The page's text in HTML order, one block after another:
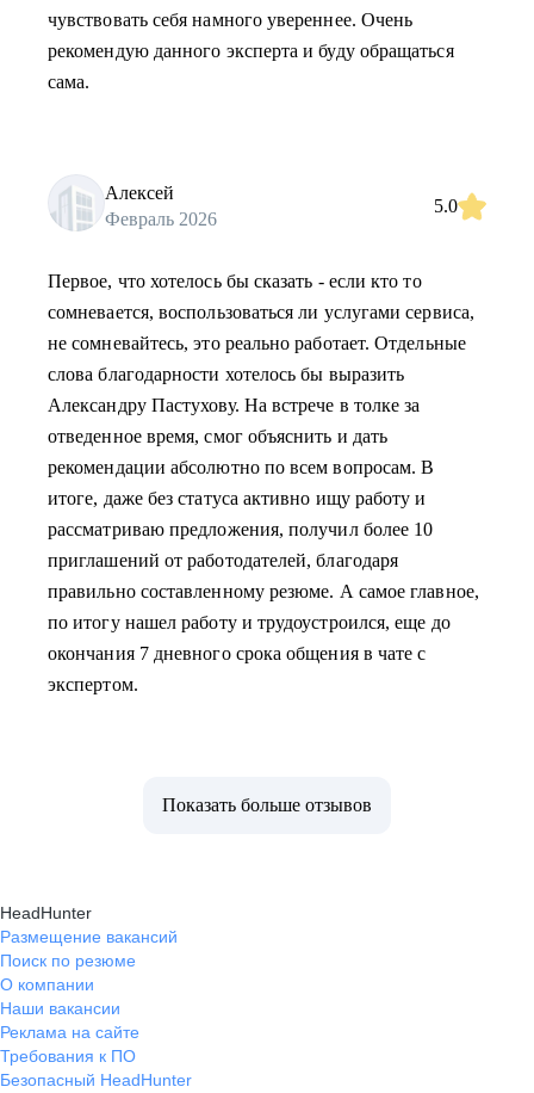
чувствовать себя намного увереннее. Очень
рекомендую данного эксперта и буду обращаться
сама.
Алексей
Февраль 2026
5.0
Первое, что хотелось бы сказать - если кто то
сомневается, воспользоваться ли услугами сервиса,
не сомневайтесь, это реально работает. Отдельные
слова благодарности хотелось бы выразить
Александру Пастухову. На встрече в толке за
отведенное время, смог объяснить и дать
рекомендации абсолютно по всем вопросам. В
итоге, даже без статуса активно ищу работу и
рассматриваю предложения, получил более 10
приглашений от работодателей, благодаря
правильно составленному резюме. А самое главное,
по итогу нашел работу и трудоустроился, еще до
окончания 7 дневного срока общения в чате с
экспертом.
Показать больше отзывов
HeadHunter
Размещение вакансий
Поиск по резюме
О компании
Наши вакансии
Реклама на сайте
Требования к ПО
Безопасный HeadHunter